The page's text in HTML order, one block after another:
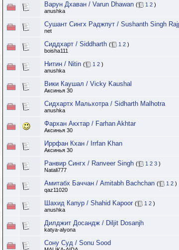
Варун Дхаван / Varun Dhawan ( 1 2 )
anushka
Сушант Сингх Раджпут / Sushanth Singh
net
Сиддхарт / Siddharth ( 1 2 )
boisha111
Нитин / Nitin ( 1 2 )
anushka
Вики Каушал / Vicky Kaushal
Аксинья 30
Сидхартх Мальхотра / Sidharth Malhotra
anushka
Фархан Акхтар / Farhan Akhtar
Аксинья 30
Иррфан Кхан / Irrfan Khan
Аксинья 30
Ранвир Сингх / Ranvееr Singh ( 1 2 3 )
Natali777
Aмитабх Баччан / Amitabh Bachchan ( 1 2 )
qaz11020
Шахид Капур / Shahid Kapoor ( 1 2 )
anushka
Дилджит Досандж / Diljit Dosanjh
katya-alyona
Сону Суд / Sonu Sood